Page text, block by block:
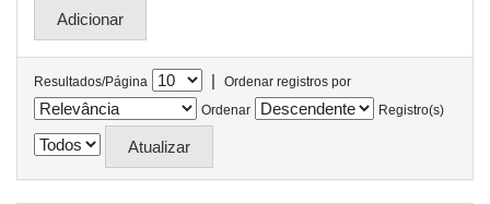
Resultados/Página |
Ordenar registros por
Ordenar
Registro(s)